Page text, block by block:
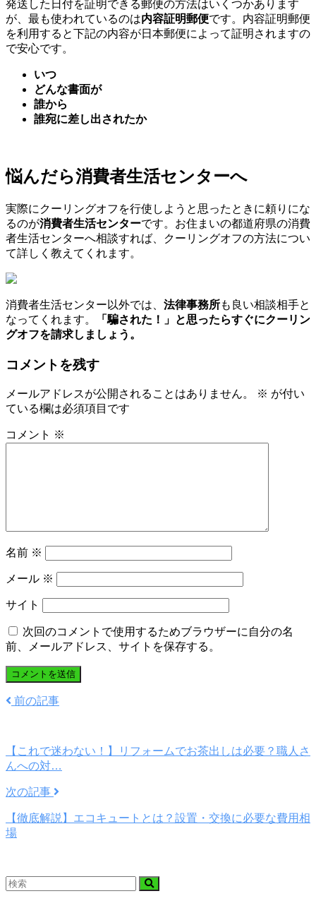
発送した日付を証明できる郵便の方法はいくつかあります
が、最も使われているのは内容証明郵便です。内容証明郵便
を利用すると下記の内容が日本郵便によって証明されますの
で安心です。
いつ
どんな書面が
誰から
誰宛に差し出されたか
悩んだら消費者生活センターへ
実際にクーリングオフを行使しようと思ったときに頼りにな
るのが消費者生活センターです。お住まいの都道府県の消費
者生活センターへ相談すれば、クーリングオフの方法につい
て詳しく教えてくれます。
消費者生活センター以外では、 法律事務所も良い相談相手と
なってくれます。
「騙された！」と思ったらすぐにクーリン
グオフを請求しましょう。
コメントを残す
メールアドレスが公開されることはありません。 ※ が付い
ている欄は必須項目です
コメント ※
名前 ※
メール ※
サイト
次回のコメントで使用するためブラウザーに自分の名
前、メールアドレス、サイトを保存する。
前の記事
【これで迷わない！】リフォームでお茶出しは必要？職人さ
んへの対…
次の記事
【徹底解説】エコキュートとは？設置・交換に必要な費用相
場